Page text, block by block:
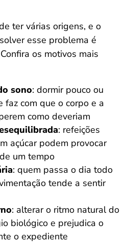
ter várias origens, e o
esse problema é
os motivos mais
sono: dormir pouco ou
faz com que o corpo e a
como deveriam
: refeições
açúcar podem provocar
um tempo
: quem passa o dia todo
tende a sentir
: alterar o ritmo natural do
biológico e prejudica o
o expediente